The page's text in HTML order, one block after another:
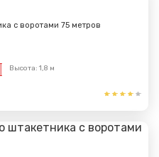
с воротами 75 метров
Высота: 1,8 м